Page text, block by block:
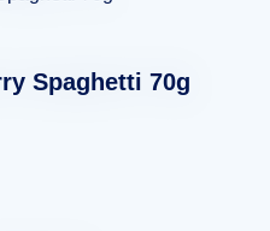
Spaghetti 70g